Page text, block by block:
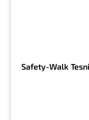
Safety-Walk